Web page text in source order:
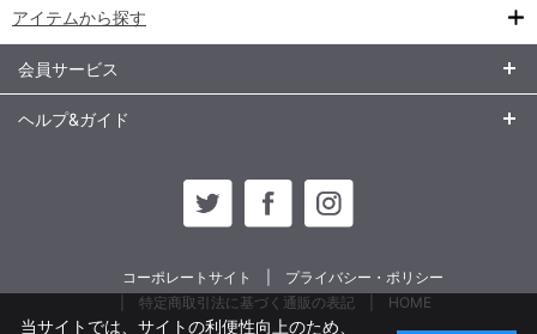
アイテムから探す
会員サービス
ヘルプ&ガイド
コーポレートサイト
プライバシー・ポリシー
特定商取引法に基づく通販の表記
HOME
当サイトでは、サイトの利便性向上のため、